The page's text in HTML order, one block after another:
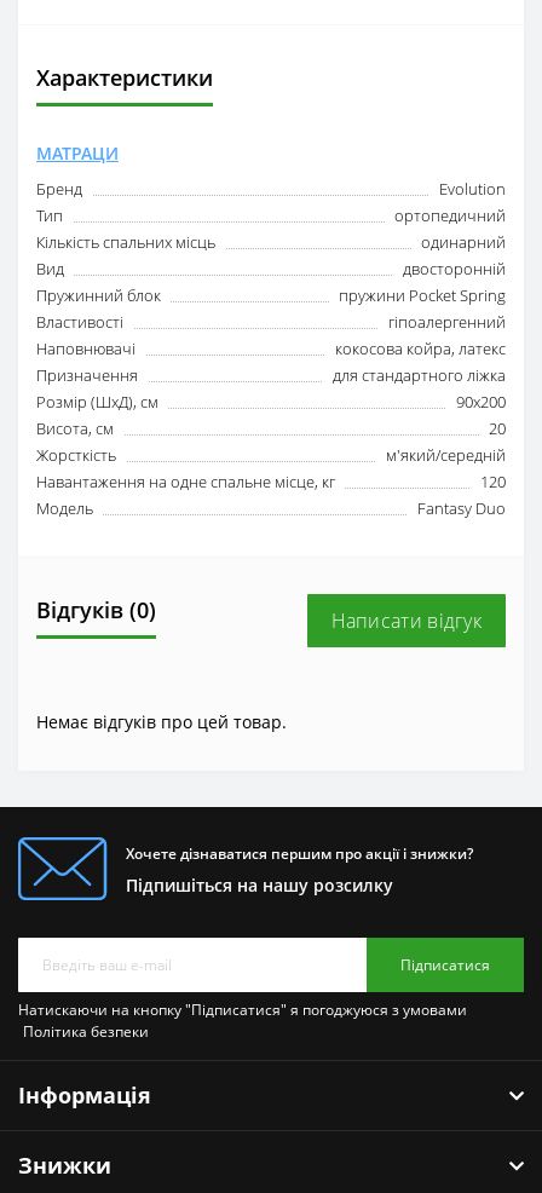
Характеристики
МАТРАЦИ
Бренд
Evolution
Тип
ортопедичний
Кількість спальних місць
одинарний
Вид
двосторонній
Пружинний блок
пружини Pocket Spring
Властивості
гіпоалергенний
Наповнювачі
кокосова койра, латекс
Призначення
для стандартного ліжка
Розмір (ШxД), см
90x200
Висота, см
20
Жорсткість
м'який/середній
Навантаження на одне спальне місце, кг
120
Модель
Fantasy Duo
Відгуків (0) Написати відгук
Немає відгуків про цей товар.
Хочете дізнаватися першим про акції і знижки?
Підпишіться на нашу розсилку
Підписатися
Натискаючи на кнопку "Підписатися" я погоджуюся з умовами
Політика безпеки
Інформація
Знижки